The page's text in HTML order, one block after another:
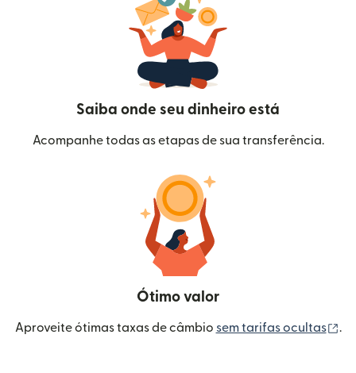
Saiba onde seu dinheiro está
Acompanhe todas as etapas de sua transferência.
Ótimo valor
Aproveite ótimas taxas de câmbio sem tarifas ocultas .